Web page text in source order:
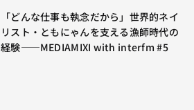
「どんな仕事も執念だから」世界的ネイ
リスト・ともにゃんを支える漁師時代の
経験——MEDIAMIXI with interfm #5